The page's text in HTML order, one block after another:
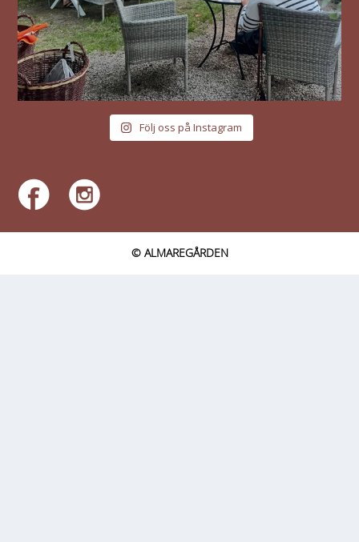
Följ oss på Instagram
© ALMAREGÅRDEN